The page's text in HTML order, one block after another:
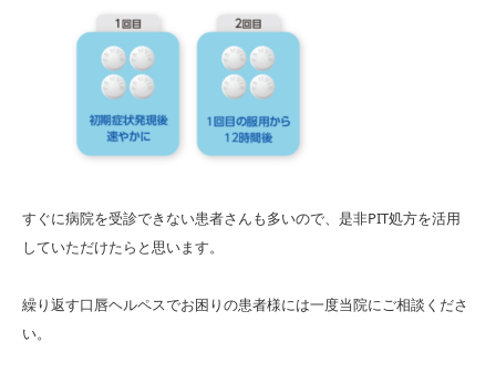
すぐに病院を受診できない患者さんも多いので、是非PIT処方を活用
していただけたらと思います。
繰り返す口唇ヘルペスでお困りの患者様には一度当院にご相談くださ
い。